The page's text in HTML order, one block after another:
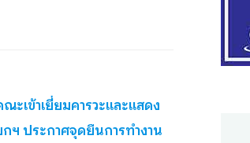
ะเข้าเยี่ยมคารวะและแสดง
ฯ ประกาศจุดยืนการทำงาน